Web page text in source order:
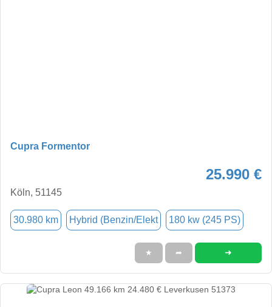
Cupra Formentor
25.990 €
Köln, 51145
30.980 km Hybrid (Benzin/Elekt 180 kw (245 PS)
★ ➦ ➜